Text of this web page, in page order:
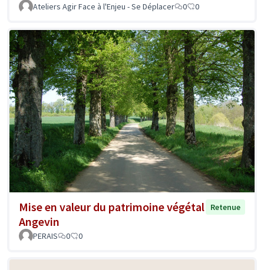
Ateliers Agir Face à l'Enjeu - Se Déplacer 0 0
Mise en valeur du patrimoine végétal
Angevin
Retenue
PERAIS 0 0